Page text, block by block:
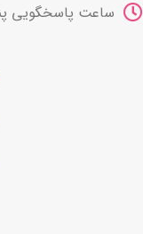
ساعت پاسخگویی پنجشنبه ها